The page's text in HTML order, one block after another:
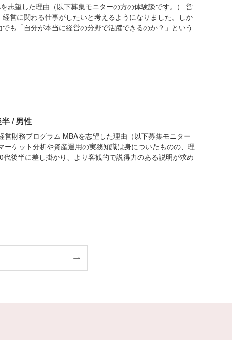
望した理由（以下募集モニターの方の体験談です。） 営
営に関わる仕事がしたいと考えるようになりました。しか
も「自分が本当に経営の分野で活躍できるのか？」という
/ 男性
財務プログラム MBAを志望した理由（以下募集モニター
ケット分析や資産運用の実務知識は身についたものの、理
後半に差し掛かり、より客観的で説得力のある説明が求め